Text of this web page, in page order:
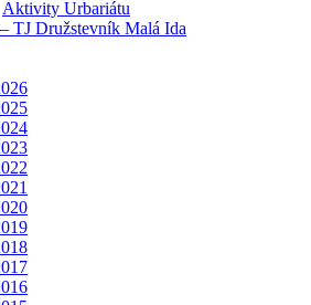
Aktivity Urbariátu
TJ Družstevník Malá Ida